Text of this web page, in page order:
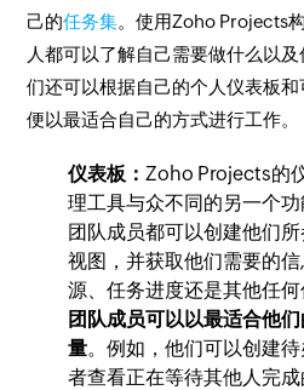
己的任务集。使用Zoho Projects
人都可以了解自己需要做什么以
们还可以根据自己的个人仪表板
便以最适合自己的方式进行工作。
仪表板：Zoho Projects的
理工具与众不同的另一个
团队成员都可以创建他们
视图，并获取他们需要的
源、任务进度还是其他任何
团队成员可以以最适合他
量。例如，他们可以创建
者查看正在等待其他人完